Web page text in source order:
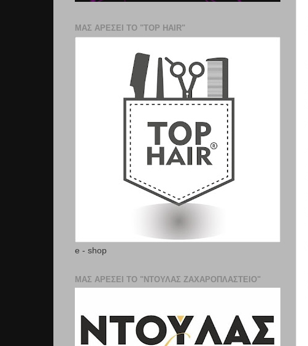
ΜΑΣ ΑΡΕΣΕΙ ΤΟ "TOP HAIR"
e - shop
ΜΑΣ ΑΡΕΣΕΙ ΤΟ "ΝΤΟΥΛΑΣ ΖΑΧΑΡΟΠΛΑΣΤΕΊΟ"